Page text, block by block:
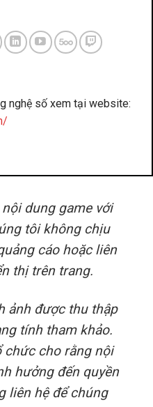
nghệ số xem tại website:
dung game với
tôi không chịu
cáo hoặc liên
thị trên trang.
ảnh được thu thập
tính tham khảo.
chức cho rằng nội
hưởng đến quyền
liên hệ để chúng